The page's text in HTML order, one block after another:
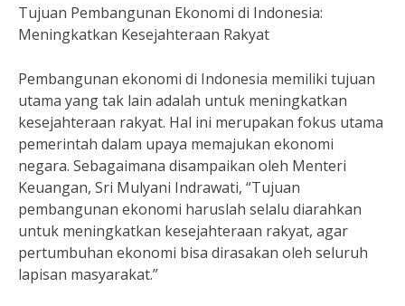
Tujuan Pembangunan Ekonomi di Indonesia:
Meningkatkan Kesejahteraan Rakyat
Pembangunan ekonomi di Indonesia memiliki tujuan
utama yang tak lain adalah untuk meningkatkan
kesejahteraan rakyat. Hal ini merupakan fokus utama
pemerintah dalam upaya memajukan ekonomi
negara. Sebagaimana disampaikan oleh Menteri
Keuangan, Sri Mulyani Indrawati, “Tujuan
pembangunan ekonomi haruslah selalu diarahkan
untuk meningkatkan kesejahteraan rakyat, agar
pertumbuhan ekonomi bisa dirasakan oleh seluruh
lapisan masyarakat.”